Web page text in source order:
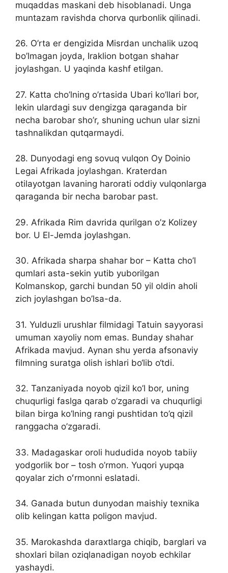
muqaddas maskani deb hisoblanadi. Unga
muntazam ravishda chorva qurbonlik qilinadi.
26. O’rta er dengizida Misrdan unchalik uzoq
bo’lmagan joyda, Iraklion botgan shahar
joylashgan. U yaqinda kashf etilgan.
27. Katta cho’lning o’rtasida Ubari ko’llari bor,
lekin ulardagi suv dengizga qaraganda bir
necha barobar sho’r, shuning uchun ular sizni
tashnalikdan qutqarmaydi.
28. Dunyodagi eng sovuq vulqon Oy Doinio
Legai Afrikada joylashgan. Kraterdan
otilayotgan lavaning harorati oddiy vulqonlarga
qaraganda bir necha barobar past.
29. Afrikada Rim davrida qurilgan o’z Kolizey
bor. U El-Jemda joylashgan.
30. Afrikada sharpa shahar bor – Katta cho’l
qumlari asta-sekin yutib yuborilgan
Kolmanskop, garchi bundan 50 yil oldin aholi
zich joylashgan bo’lsa-da.
31. Yulduzli urushlar filmidagi Tatuin sayyorasi
umuman xayoliy nom emas. Bunday shahar
Afrikada mavjud. Aynan shu yerda afsonaviy
filmning suratga olish ishlari bo‘lib o‘tdi.
32. Tanzaniyada noyob qizil ko’l bor, uning
chuqurligi faslga qarab o’zgaradi va chuqurligi
bilan birga ko’lning rangi pushtidan to’q qizil
ranggacha o’zgaradi.
33. Madagaskar oroli hududida noyob tabiiy
yodgorlik bor – tosh o’rmon. Yuqori yupqa
qoyalar zich oʻrmonni eslatadi.
34. Ganada butun dunyodan maishiy texnika
olib kelingan katta poligon mavjud.
35. Marokashda daraxtlarga chiqib, barglari va
shoxlari bilan oziqlanadigan noyob echkilar
yashaydi.